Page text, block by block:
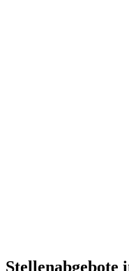
Stellenabgebote